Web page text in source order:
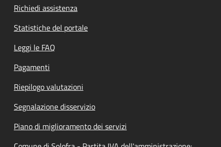
Richiedi assistenza
Statistiche del portale
Leggi le FAQ
Pagamenti
Riepilogo valutazioni
Segnalazione disservizio
Piano di miglioramento dei servizi